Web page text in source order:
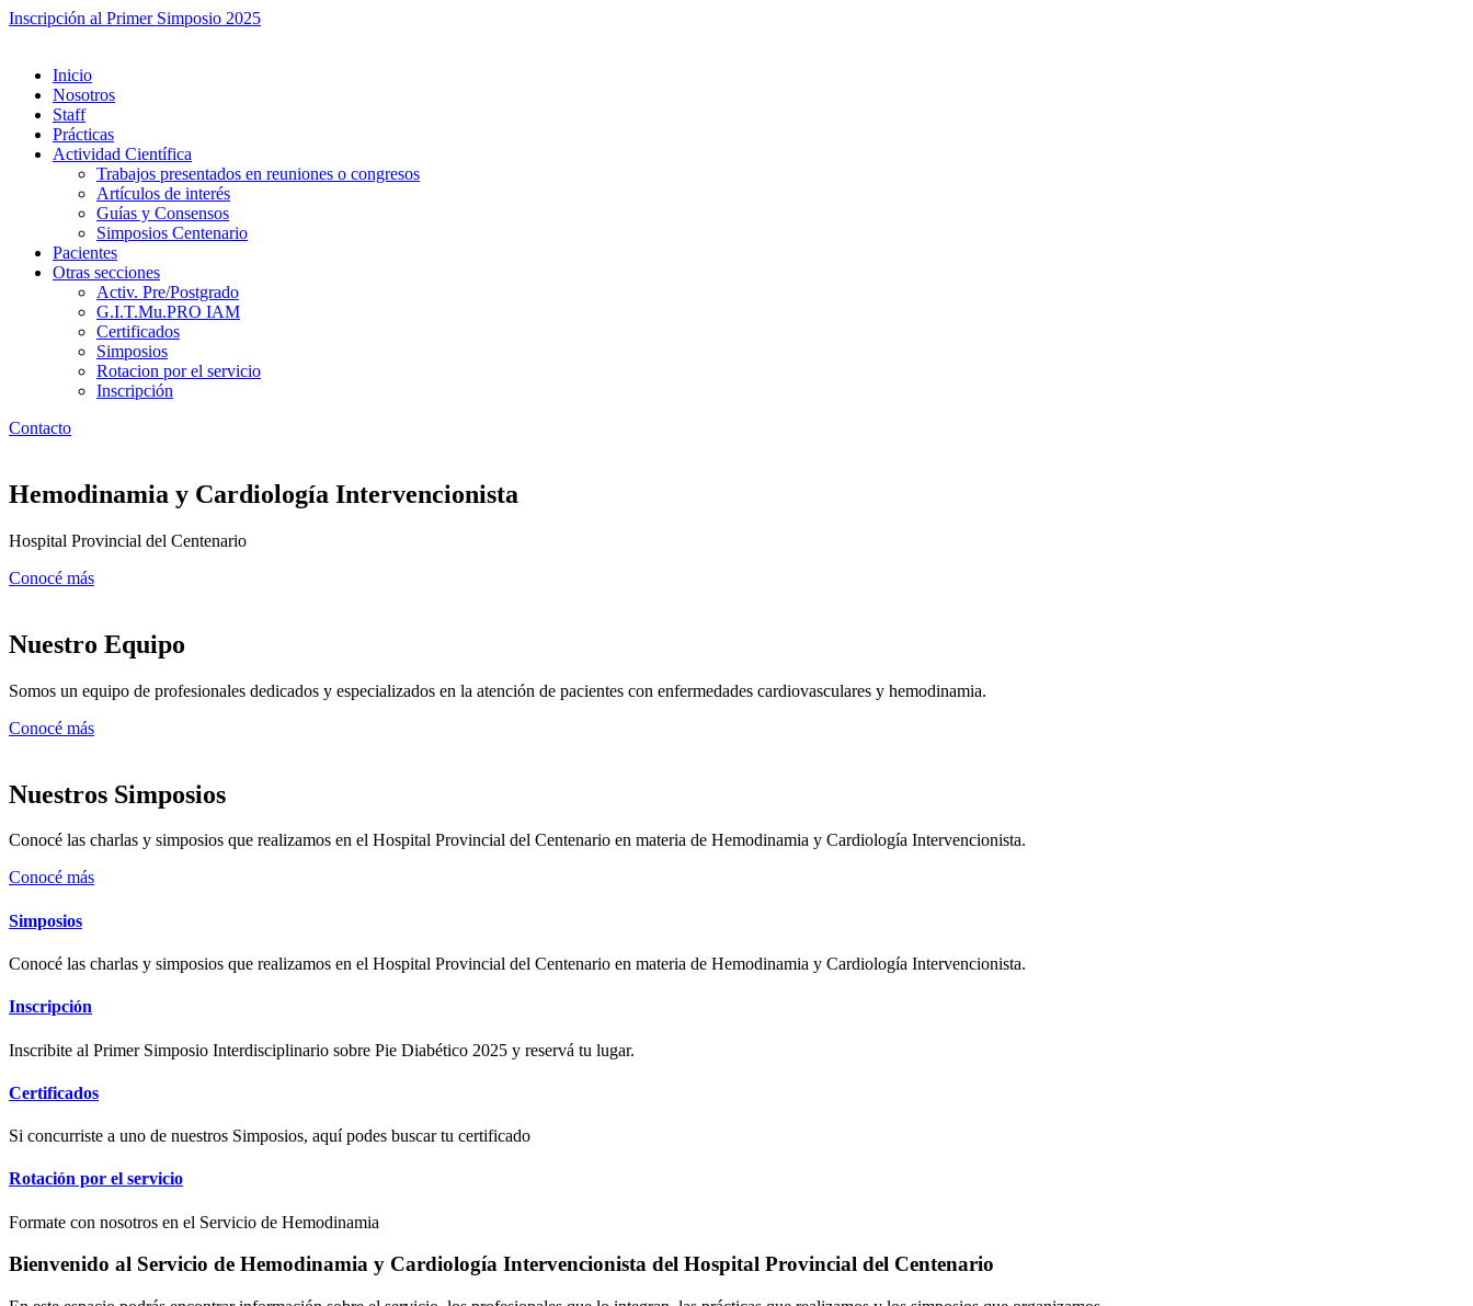
Inscripción al Primer Simposio 2025
Inicio
Nosotros
Staff
Prácticas
Actividad Científica
Trabajos presentados en reuniones o congresos
Artículos de interés
Guías y Consensos
Simposios Centenario
Pacientes
Otras secciones
Activ. Pre/Postgrado
G.I.T.Mu.PRO IAM
Certificados
Simposios
Rotacion por el servicio
Inscripción
Contacto
Hemodinamia y Cardiología Intervencionista
Hospital Provincial del Centenario
Conocé más
Nuestro Equipo
Somos un equipo de profesionales dedicados y especializados en la atención de pacientes con enfermedades cardiovasculares y hemodinamia.
Conocé más
Nuestros Simposios
Conocé las charlas y simposios que realizamos en el Hospital Provincial del Centenario en materia de Hemodinamia y Cardiología Intervencionista.
Conocé más
Simposios
Conocé las charlas y simposios que realizamos en el Hospital Provincial del Centenario en materia de Hemodinamia y Cardiología Intervencionista.
Inscripción
Inscribite al Primer Simposio Interdisciplinario sobre Pie Diabético 2025 y reservá tu lugar.
Certificados
Si concurriste a uno de nuestros Simposios, aquí podes buscar tu certificado
Rotación por el servicio
Formate con nosotros en el Servicio de Hemodinamia
Bienvenido al Servicio de Hemodinamia y Cardiología Intervencionista del Hospital Provincial del Centenario